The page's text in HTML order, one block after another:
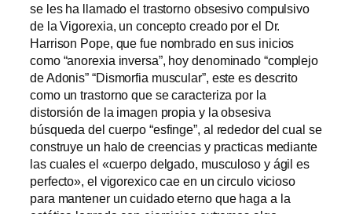
se les ha llamado el trastorno obsesivo compulsivo
de la Vigorexia, un concepto creado por el Dr.
Harrison Pope, que fue nombrado en sus inicios
como “anorexia inversa”, hoy denominado “complejo
de Adonis” “Dismorfia muscular”, este es descrito
como un trastorno que se caracteriza por la
distorsión de la imagen propia y la obsesiva
búsqueda del cuerpo “esfinge”, al rededor del cual se
construye un halo de creencias y practicas mediante
las cuales el «cuerpo delgado, musculoso y ágil es
perfecto», el vigorexico cae en un circulo vicioso
para mantener un cuidado eterno que haga a la